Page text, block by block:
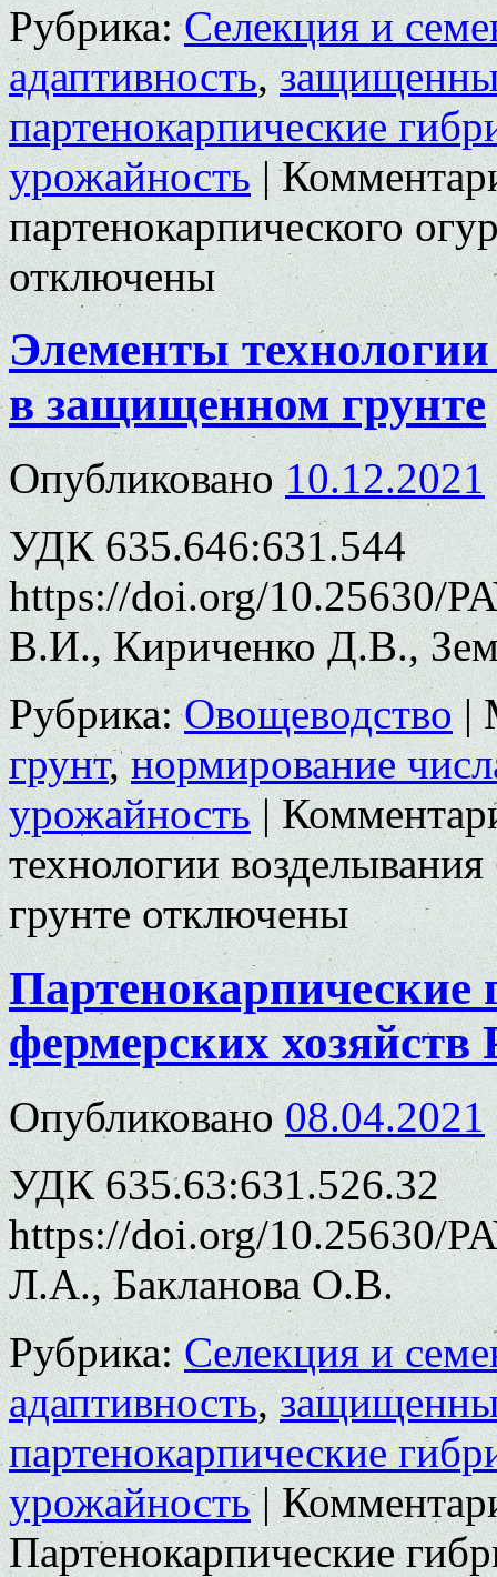
Рубрика: Селекция и
адаптивность,
партенокарпические
урожайность |
партенокарпического
отключены
Элементы
в защищенном грунте
Опубликовано 10.12.2021
УДК 635.646:631.544
https://doi.org/10.25630/
В.И., Кириченко Д.В.,
Рубрика: Овощеводство |
грунт,нормирование
урожайность |
технологии
грунтеотключены
Партенокарпические
фермерских хозяйств
Опубликовано 08.04.2021
УДК 635.63:631.526.32
https://doi.org/10.25630/
Л.А., Бакланова О.В.
Рубрика: Селекция и
адаптивность,
партенокарпические
урожайность |
Партенокарпические